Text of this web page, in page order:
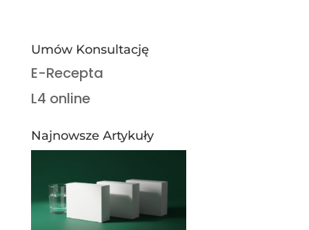
Umów Konsultację
E-Recepta
L4 online
Najnowsze Artykuły